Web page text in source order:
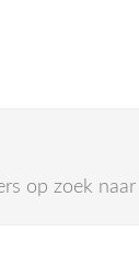
op zoek